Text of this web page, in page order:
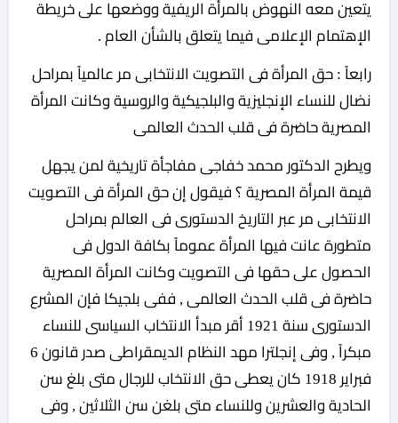
يتعين معه النهوض بالمرأة الريفية ووضعها على خريطة
الإهتمام الإعلامى فيما يتعلق بالشأن العام .
رابعاً : حق المرأة فى التصويت الانتخابى مر عالمياً بمراحل
نضال للنساء الإنجليزية والبلجيكية والروسية وكانت المرأة
المصرية حاضرة فى قلب الحدث العالمى
ويطرح الدكتور محمد خفاجى مفاجأة تاريخية لمن يجهل
قيمة المرأة المصرية ؟ فيقول إن حق المرأة فى التصويت
الانتخابى مر عبر التاريخ الدستورى فى العالم بمراحل
متطورة عانت فيها المرأة عموماً بكافة الدول فى
الحصول على حقها فى التصويت وكانت المرأة المصرية
حاضرة فى قلب الحدث العالمى , ففى بلجيكا فإن المشرع
الدستورى سنة 1921 أقر مبدأ الانتخاب السياسى للنساء
مبكراً , وفى إنجلترا مهد النظام الديمقراطى صدر قانون 6
فبراير 1918 كان يعطى حق الانتخاب للرجال متى بلغ سن
الحادية والعشرين وللنساء متى بلغن سن الثلاثين , وفى